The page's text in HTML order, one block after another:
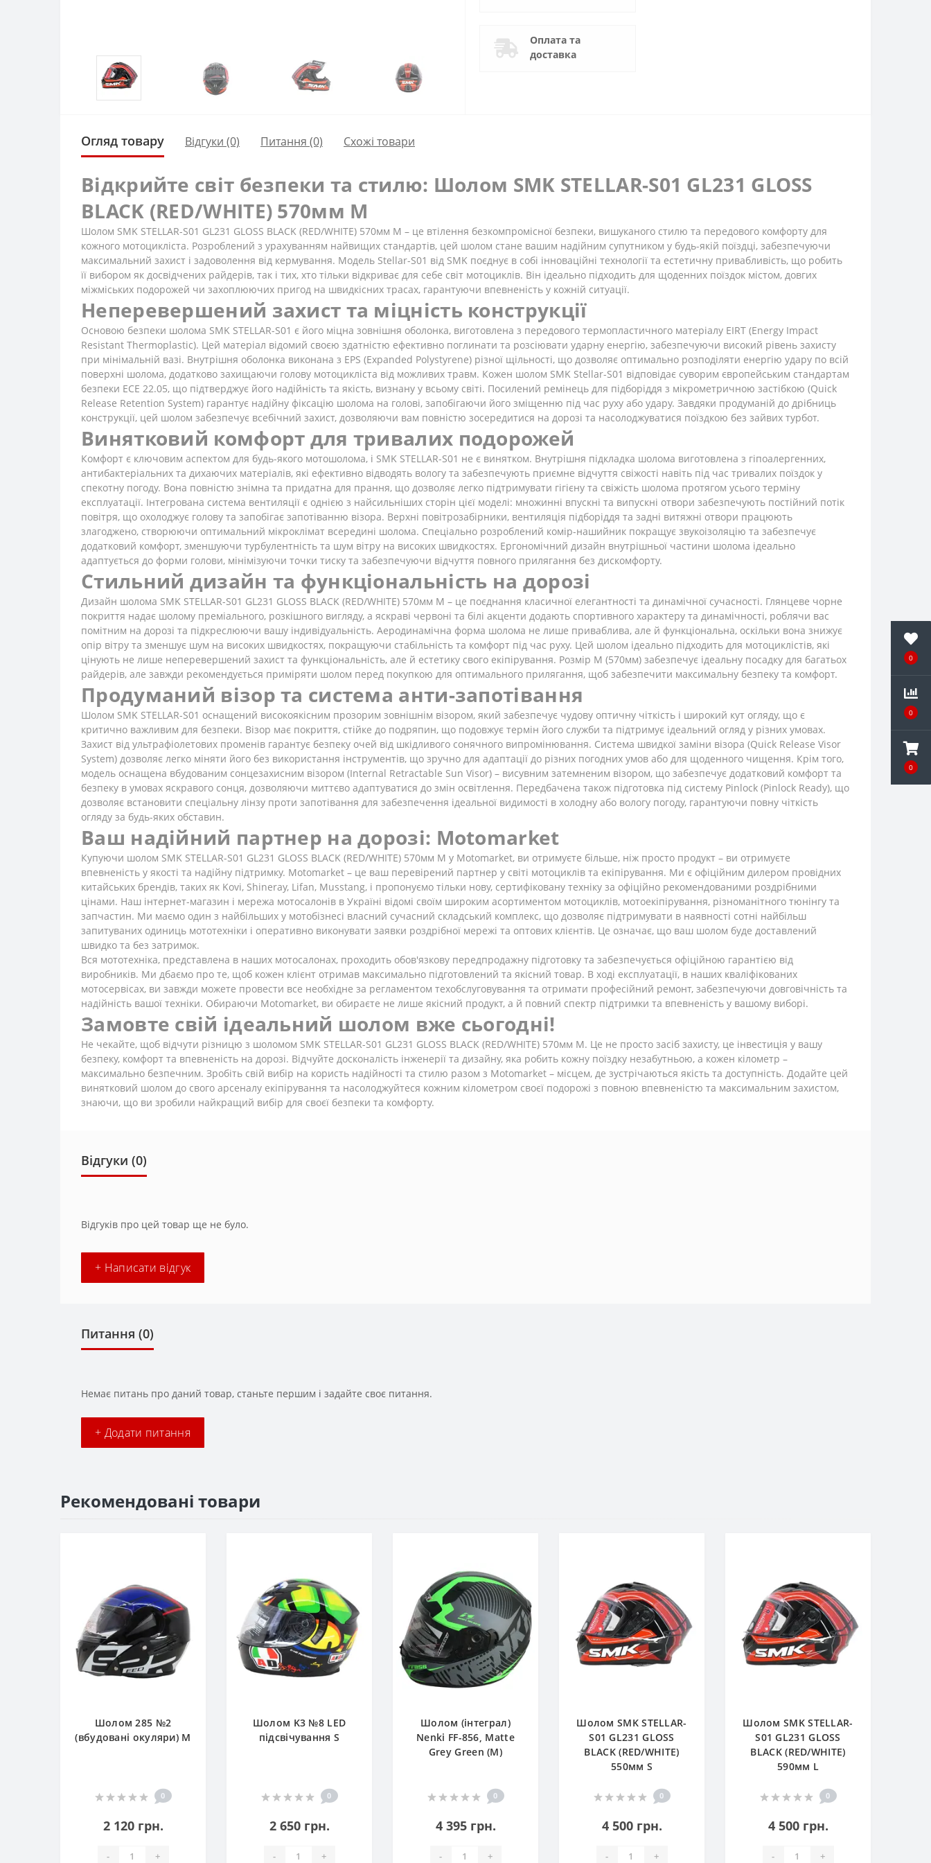
0
0
0
Оплата та
доставка
Огляд товару Відгуки (0) Питання (0) Схожі товари
Відкрийте світ безпеки та стилю: Шолом SMK STELLAR-S01 GL231 GLOSS
BLACK (RED/WHITE) 570мм M
Шолом SMK STELLAR-S01 GL231 GLOSS BLACK (RED/WHITE) 570мм M – це втілення безкомпромісної безпеки, вишуканого стилю та передового комфорту для
кожного мотоцикліста. Розроблений з урахуванням найвищих стандартів, цей шолом стане вашим надійним супутником у будь-якій поїздці, забезпечуючи
максимальний захист і задоволення від кермування. Модель Stellar-S01 від SMK поєднує в собі інноваційні технології та естетичну привабливість, що робить
її вибором як досвідчених райдерів, так і тих, хто тільки відкриває для себе світ мотоциклів. Він ідеально підходить для щоденних поїздок містом, довгих
міжміських подорожей чи захоплюючих пригод на швидкісних трасах, гарантуючи впевненість у кожній ситуації.
Неперевершений захист та міцність конструкції
Основою безпеки шолома SMK STELLAR-S01 є його міцна зовнішня оболонка, виготовлена з передового термопластичного матеріалу EIRT (Energy Impact
Resistant Thermoplastic). Цей матеріал відомий своєю здатністю ефективно поглинати та розсіювати ударну енергію, забезпечуючи високий рівень захисту
при мінімальній вазі. Внутрішня оболонка виконана з EPS (Expanded Polystyrene) різної щільності, що дозволяє оптимально розподіляти енергію удару по всій
поверхні шолома, додатково захищаючи голову мотоцикліста від можливих травм. Кожен шолом SMK Stellar-S01 відповідає суворим європейським стандартам
безпеки ECE 22.05, що підтверджує його надійність та якість, визнану у всьому світі. Посилений ремінець для підборіддя з мікрометричною застібкою (Quick
Release Retention System) гарантує надійну фіксацію шолома на голові, запобігаючи його зміщенню під час руху або удару. Завдяки продуманій до дрібниць
конструкції, цей шолом забезпечує всебічний захист, дозволяючи вам повністю зосередитися на дорозі та насолоджуватися поїздкою без зайвих турбот.
Винятковий комфорт для тривалих подорожей
Комфорт є ключовим аспектом для будь-якого мотошолома, і SMK STELLAR-S01 не є винятком. Внутрішня підкладка шолома виготовлена з гіпоалергенних,
антибактеріальних та дихаючих матеріалів, які ефективно відводять вологу та забезпечують приємне відчуття свіжості навіть під час тривалих поїздок у
спекотну погоду. Вона повністю знімна та придатна для прання, що дозволяє легко підтримувати гігієну та свіжість шолома протягом усього терміну
експлуатації. Інтегрована система вентиляції є однією з найсильніших сторін цієї моделі: множинні впускні та випускні отвори забезпечують постійний потік
повітря, що охолоджує голову та запобігає запотіванню візора. Верхні повітрозабірники, вентиляція підборіддя та задні витяжні отвори працюють
злагоджено, створюючи оптимальний мікроклімат всередині шолома. Спеціально розроблений комір-нашийник покращує звукоізоляцію та забезпечує
додатковий комфорт, зменшуючи турбулентність та шум вітру на високих швидкостях. Ергономічний дизайн внутрішньої частини шолома ідеально
адаптується до форми голови, мінімізуючи точки тиску та забезпечуючи відчуття повного прилягання без дискомфорту.
Стильний дизайн та функціональність на дорозі
Дизайн шолома SMK STELLAR-S01 GL231 GLOSS BLACK (RED/WHITE) 570мм M – це поєднання класичної елегантності та динамічної сучасності. Глянцеве чорне
покриття надає шолому преміального, розкішного вигляду, а яскраві червоні та білі акценти додають спортивного характеру та динамічності, роблячи вас
помітним на дорозі та підкреслюючи вашу індивідуальність. Аеродинамічна форма шолома не лише приваблива, але й функціональна, оскільки вона знижує
опір вітру та зменшує шум на високих швидкостях, покращуючи стабільність та комфорт під час руху. Цей шолом ідеально підходить для мотоциклістів, які
цінують не лише неперевершений захист та функціональність, але й естетику свого екіпірування. Розмір M (570мм) забезпечує ідеальну посадку для багатьох
райдерів, але завжди рекомендується приміряти шолом перед покупкою для оптимального прилягання, щоб забезпечити максимальну безпеку та комфорт.
Продуманий візор та система анти-запотівання
Шолом SMK STELLAR-S01 оснащений високоякісним прозорим зовнішнім візором, який забезпечує чудову оптичну чіткість і широкий кут огляду, що є
критично важливим для безпеки. Візор має покриття, стійке до подряпин, що подовжує термін його служби та підтримує ідеальний огляд у різних умовах.
Захист від ультрафіолетових променів гарантує безпеку очей від шкідливого сонячного випромінювання. Система швидкої заміни візора (Quick Release Visor
System) дозволяє легко міняти його без використання інструментів, що зручно для адаптації до різних погодних умов або для щоденного чищення. Крім того,
модель оснащена вбудованим сонцезахисним візором (Internal Retractable Sun Visor) – висувним затемненим візором, що забезпечує додатковий комфорт та
безпеку в умовах яскравого сонця, дозволяючи миттєво адаптуватися до змін освітлення. Передбачена також підготовка під систему Pinlock (Pinlock Ready), що
дозволяє встановити спеціальну лінзу проти запотівання для забезпечення ідеальної видимості в холодну або вологу погоду, гарантуючи повну чіткість
огляду за будь-яких обставин.
Ваш надійний партнер на дорозі: Motomarket
Купуючи шолом SMK STELLAR-S01 GL231 GLOSS BLACK (RED/WHITE) 570мм M у Motomarket, ви отримуєте більше, ніж просто продукт – ви отримуєте
впевненість у якості та надійну підтримку. Motomarket – це ваш перевірений партнер у світі мотоциклів та екіпірування. Ми є офіційним дилером провідних
китайських брендів, таких як Kovi, Shineray, Lifan, Musstang, і пропонуємо тільки нову, сертифіковану техніку за офіційно рекомендованими роздрібними
цінами. Наш інтернет-магазин і мережа мотосалонів в Україні відомі своїм широким асортиментом мотоциклів, мотоекіпірування, різноманітного тюнінгу та
запчастин. Ми маємо один з найбільших у мотобізнесі власний сучасний складський комплекс, що дозволяє підтримувати в наявності сотні найбільш
запитуваних одиниць мототехніки і оперативно виконувати заявки роздрібної мережі та оптових клієнтів. Це означає, що ваш шолом буде доставлений
швидко та без затримок.
Вся мототехніка, представлена в наших мотосалонах, проходить обов'язкову передпродажну підготовку та забезпечується офіційною гарантією від
виробників. Ми дбаємо про те, щоб кожен клієнт отримав максимально підготовлений та якісний товар. В ході експлуатації, в наших кваліфікованих
мотосервісах, ви завжди можете провести все необхідне за регламентом техобслуговування та отримати професійний ремонт, забезпечуючи довговічність та
надійність вашої техніки. Обираючи Motomarket, ви обираєте не лише якісний продукт, а й повний спектр підтримки та впевненість у вашому виборі.
Замовте свій ідеальний шолом вже сьогодні!
Не чекайте, щоб відчути різницю з шоломом SMK STELLAR-S01 GL231 GLOSS BLACK (RED/WHITE) 570мм M. Це не просто засіб захисту, це інвестиція у вашу
безпеку, комфорт та впевненість на дорозі. Відчуйте досконалість інженерії та дизайну, яка робить кожну поїздку незабутньою, а кожен кілометр –
максимально безпечним. Зробіть свій вибір на користь надійності та стилю разом з Motomarket – місцем, де зустрічаються якість та доступність. Додайте цей
винятковий шолом до свого арсеналу екіпірування та насолоджуйтеся кожним кілометром своєї подорожі з повною впевненістю та максимальним захистом,
знаючи, що ви зробили найкращий вибір для своєї безпеки та комфорту.
Відгуки (0)
Відгуків про цей товар ще не було.
+ Написати відгук
Питання (0)
Немає питань про даний товар, станьте першим і задайте своє питання.
+ Додати питання
Рекомендовані товари
Шолом 285 №2
(вбудовані окуляри) M
0
2 120 грн.
- +
Шолом K3 №8 LED
підсвічування S
0
2 650 грн.
- +
Шолом (інтеграл)
Nenki FF-856, Matte
Grey Green (M)
0
4 395 грн.
- +
Шолом SMK STELLAR-
S01 GL231 GLOSS
BLACK (RED/WHITE)
550мм S
0
4 500 грн.
- +
Шолом SMK STELLAR-
S01 GL231 GLOSS
BLACK (RED/WHITE)
590мм L
0
4 500 грн.
- +